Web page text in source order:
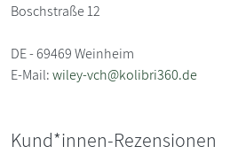
Boschstraße 12
DE - 69469 Weinheim
E-Mail:wiley-vch@kolibri360.de
Kund*innen-Rezensionen